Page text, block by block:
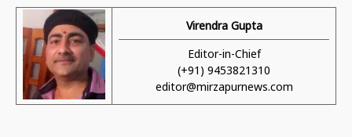
Virendra Gupta
Editor-in-Chief
(+91) 9453821310
editor@mirzapurnews.com